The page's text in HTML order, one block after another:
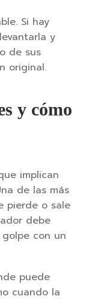
Si hay
y
de sus
original.
y cómo
implican
de las más
pierde o sale
debe
con un
puede
cuando la